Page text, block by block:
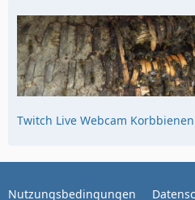
Twitch Live Webcam Korbbienen
Nutzungsbedingungen